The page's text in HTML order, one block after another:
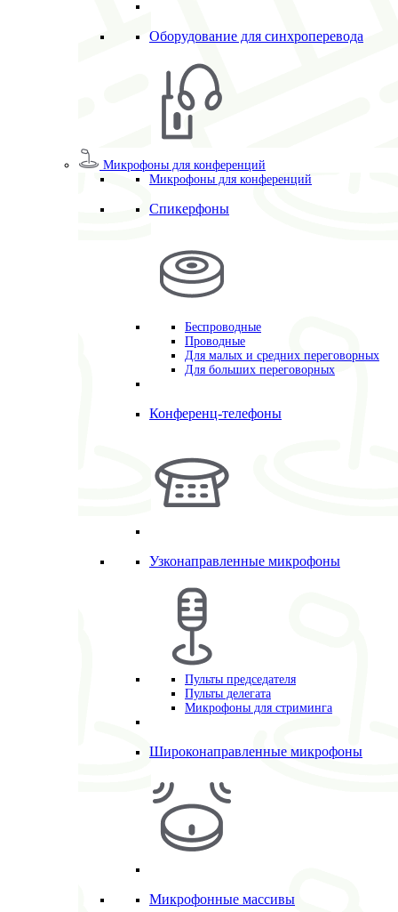
Оборудование для синхроперевода
Микрофоны для конференций
Микрофоны для конференций
Спикерфоны
Беспроводные
Проводные
Для малых и средних переговорных
Для больших переговорных
Конференц-телефоны
Узконаправленные микрофоны
Пульты председателя
Пульты делегата
Микрофоны для стриминга
Широконаправленные микрофоны
Микрофонные массивы